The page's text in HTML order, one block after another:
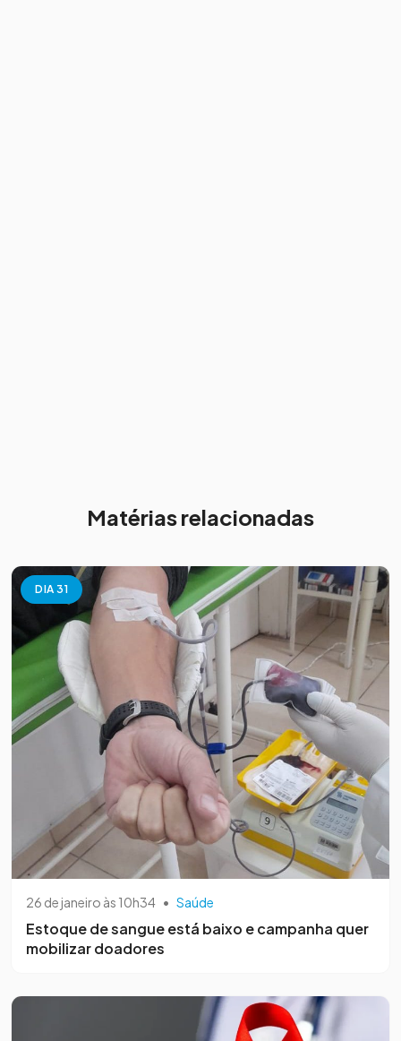
Matérias relacionadas
DIA 31
26 de janeiro às 10h34 • Saúde
Estoque de sangue está baixo e campanha quer
mobilizar doadores